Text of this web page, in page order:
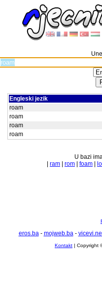
Engleski jezik
roam
roam
roam
roam
U bazi
ram rom foam
eros.ba- mojweb.ba-
Kontakt | Copyright